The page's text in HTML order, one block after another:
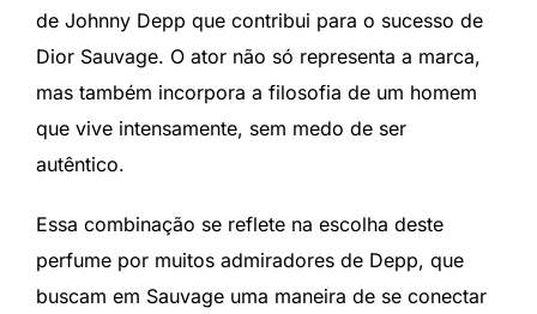
de Johnny Depp que contribui para o sucesso de
Dior Sauvage. O ator não só representa a marca,
mas também incorpora a filosofia de um homem
que vive intensamente, sem medo de ser
autêntico.
Essa combinação se reflete na escolha deste
perfume por muitos admiradores de Depp, que
buscam em Sauvage uma maneira de se conectar